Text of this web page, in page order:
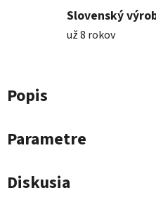
Slovenský
už 8 rokov
Popis
Parametre
Diskusia